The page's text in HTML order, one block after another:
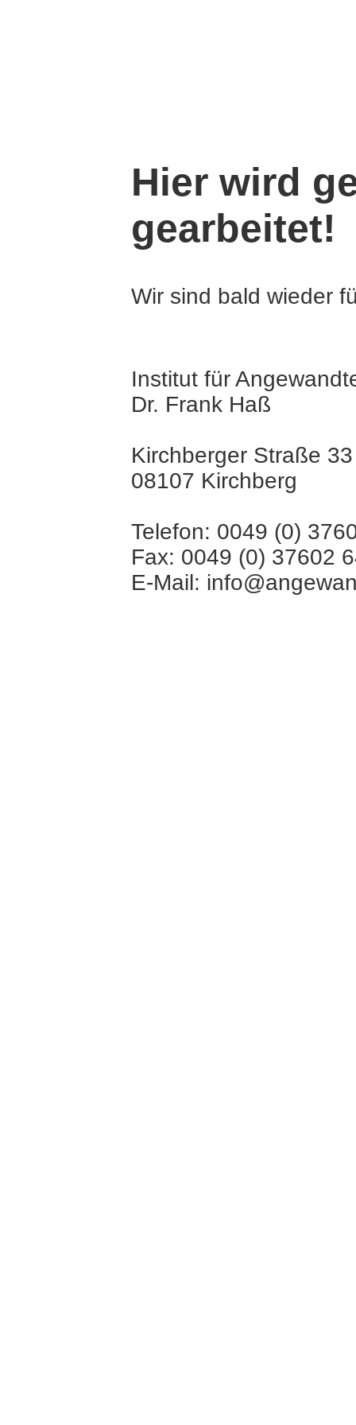
Hier wird
gearbeitet!
Wir sind bald wieder
Institut für
Dr. Frank Haß
Kirchberger Straße 33
08107 Kirchberg
Telefon: 0049 (0)
Fax: 0049 (0) 37602
E-Mail: